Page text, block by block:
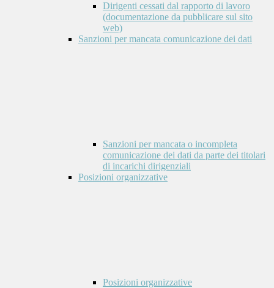
Dirigenti cessati dal rapporto di lavoro
(documentazione da pubblicare sul sito
web)
Sanzioni per mancata comunicazione dei dati
Sanzioni per mancata o incompleta
comunicazione dei dati da parte dei titolari
di incarichi dirigenziali
Posizioni organizzative
Posizioni organizzative